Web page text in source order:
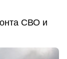
СВО и